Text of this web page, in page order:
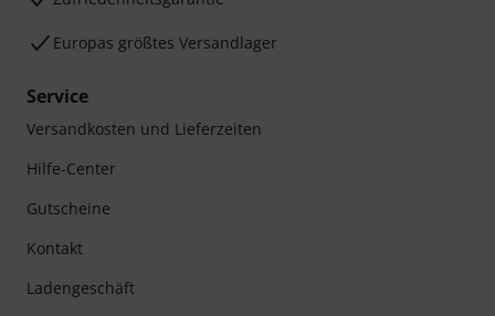
Europas größtes Versandlager
Service
Versandkosten und Lieferzeiten
Hilfe-Center
Gutscheine
Kontakt
Ladengeschäft